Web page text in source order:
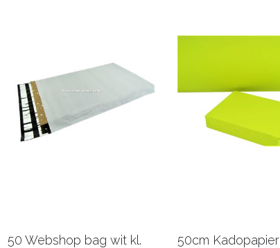
50 Webshop bag wit kl.
50cm Kadopapier